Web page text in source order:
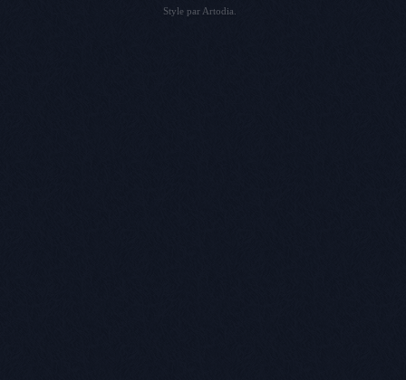
Style par Artodia